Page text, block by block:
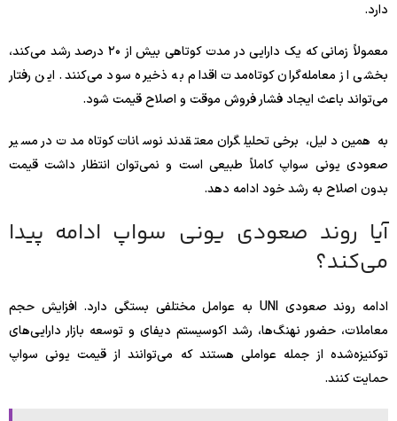
دارد.
معمولاً زمانی که یک دارایی در مدت کوتاهی بیش از ۲۰ درصد رشد می‌کند،
بخشی از معامله‌گران کوتاه‌مدت اقدام به ذخیره سود می‌کنند. این رفتار
می‌تواند باعث ایجاد فشار فروش موقت و اصلاح قیمت شود.
به همین دلیل، برخی تحلیلگران معتقدند نوسانات کوتاه‌مدت در مسیر
صعودی یونی سواپ کاملاً طبیعی است و نمی‌توان انتظار داشت قیمت
بدون اصلاح به رشد خود ادامه دهد.
آیا روند صعودی یونی سواپ ادامه پیدا
می‌کند؟
ادامه روند صعودی UNI به عوامل مختلفی بستگی دارد. افزایش حجم
معاملات، حضور نهنگ‌ها، رشد اکوسیستم دیفای و توسعه بازار دارایی‌های
توکنیزه‌شده از جمله عواملی هستند که می‌توانند از قیمت یونی سواپ
حمایت کنند.